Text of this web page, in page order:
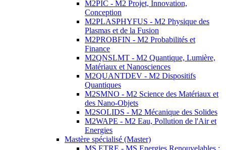
M2PIC - M2 Projet, Innovation,
Conception
M2PLASPHYFUS - M2 Physique des
Plasmas et de la Fusion
M2PROBFIN - M2 Probabilités et
Finance
M2QNSLMT - M2 Quantique, Lumière,
Matériaux et Nanosciences
M2QUANTDEV - M2 Dispositifs
Quantiques
M2SMNO - M2 Science des Matériaux et
des Nano-Objets
M2SOLIDS - M2 Mécanique des Solides
M2WAPE - M2 Eau, Pollution de l'Air et
Energies
Mastère spécialisé (Master)
MS ETRE - MS Energies Renouvelables :